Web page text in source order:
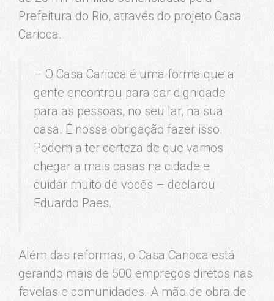
Prefeitura do Rio, através do projeto Casa
Carioca.
– O Casa Carioca é uma forma que a
gente encontrou para dar dignidade
para as pessoas, no seu lar, na sua
casa. É nossa obrigação fazer isso.
Podem a ter certeza de que vamos
chegar a mais casas na cidade e
cuidar muito de vocês – declarou
Eduardo Paes.
Além das reformas, o Casa Carioca está
gerando mais de 500 empregos diretos nas
favelas e comunidades. A mão de obra de